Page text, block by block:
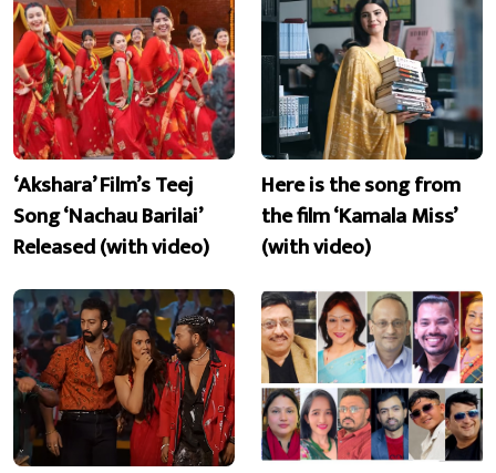
‘Akshara’ Film’s Teej
Song ‘Nachau Barilai’
Released (with video)
Here is the song from
the film ‘Kamala Miss’
(with video)